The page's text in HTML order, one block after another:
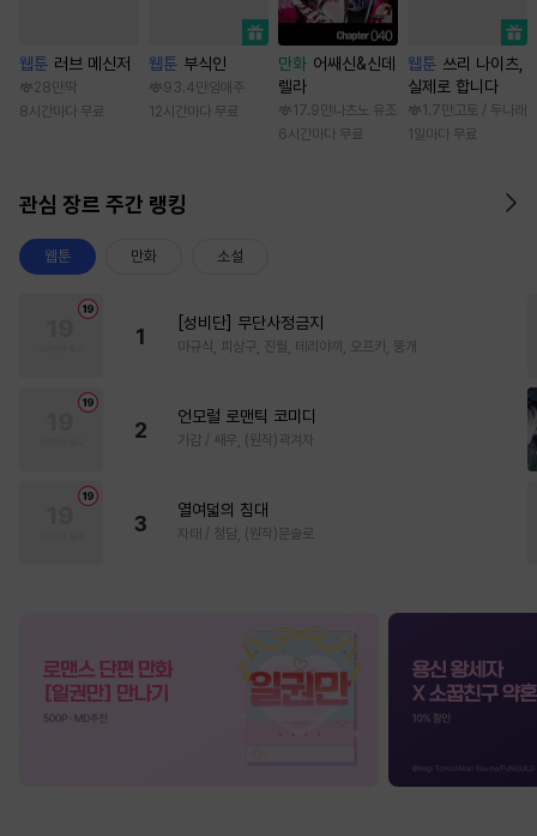
웹툰 러브 메신저
28만 딱
8시간마다 무료
웹툰 부식인
93.4만 임애주
12시간마다 무료
만화 어쌔신&신데
렐라
17.9만 나츠노 유조
6시간마다 무료
웹툰 쓰리 나이츠,
실제로 합니다
1.7만 고토 / 두나래
1일마다 무료
관심 장르 주간 랭킹
웹툰 만화 소설
1
[성비단] 무단사정금지
마규식, 피상구, 진월, 테리야끼, 오프카, 뚱개
2
언모럴 로맨틱 코미디
가감 / 쌔우, (원작)곽겨자
3
열여덟의 침대
자태 / 청담, (원작)문슬로